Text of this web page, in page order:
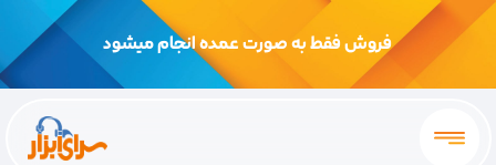
فروش فقط به صورت عمده انجام میشود